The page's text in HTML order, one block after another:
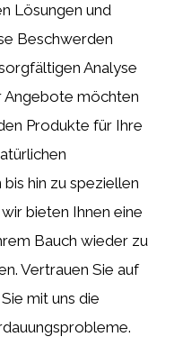
Lösungen und
Beschwerden
Analyse
Angebote möchten
Produkte für Ihre
hin zu speziellen
bieten Ihnen eine
Bauch wieder zu
Vertrauen Sie auf
mit uns die